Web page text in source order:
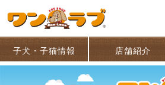
子犬・子猫情報 店舗紹介